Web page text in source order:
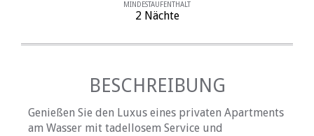
MINDESTAUFENTHALT
2 Nächte
BESCHREIBUNG
Genießen Sie den Luxus eines privaten Apartments
am Wasser mit tadellosem Service und